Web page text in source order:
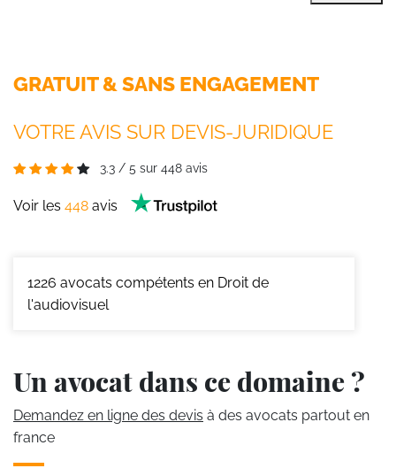
GRATUIT & SANS ENGAGEMENT
VOTRE AVIS SUR DEVIS-JURIDIQUE
3.3 / 5 sur 448 avis
Voir les 448 avis
1226 avocats compétents en Droit de
l'audiovisuel
Un avocat dans ce domaine ?
Demandez en ligne des devis à des avocats partout en
france